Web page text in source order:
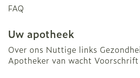
FAQ
Uw apotheek
Over ons Nuttige links
Apotheker van wacht Voorschrift